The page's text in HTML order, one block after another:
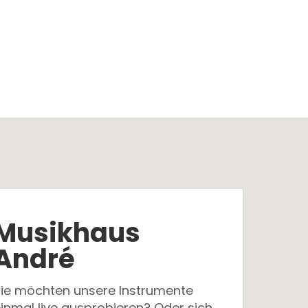
möchten unsere Instrumente